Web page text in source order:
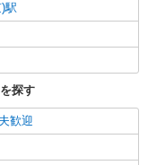
駅
探す
歓迎